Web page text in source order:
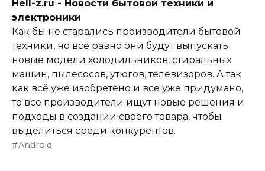
Hell-z.ru - Новости бытовой техники и
электроники
Как бы не старались производители бытовой
техники, но всё равно они будут выпускать
новые модели холодильников, стиральных
машин, пылесосов, утюгов, телевизоров. А так
как всё уже изобретено и все уже придумано,
то все производители ищут новые решения и
подходы в создании своего товара, чтобы
выделиться среди конкурентов.
Android